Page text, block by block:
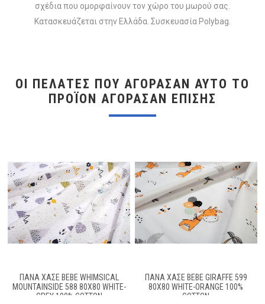
σχέδια που ομορφαίνουν τον χώρο του μωρού σας.
Κατασκευάζεται στην Ελλάδα. Συσκευασία Polybag.
ΟΙ ΠΕΛΆΤΕΣ ΠΟΥ ΑΓΌΡΑΣΑΝ ΑΥΤΌ ΤΟ
ΠΡΟΪΌΝ ΑΓΌΡΑΣΑΝ ΕΠΊΣΗΣ
ΠΆΝΑ ΧΑΣΈ BEBE WHIMSICAL
MOUNTAINSIDE 588 80X80 WHITE-
GREY 100% COTTON
ΠΆΝΑ ΧΑΣΈ BEBE GIRAFFE 599
80X80 WHITE-ORANGE 100%
COTTON